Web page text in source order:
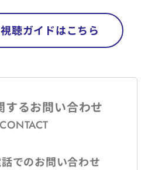
聴ガイドはこちら
するお問い合わせ
CONTACT
でのお問い合わせ